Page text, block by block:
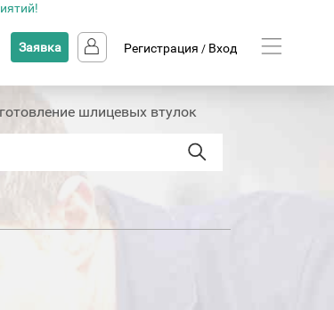
Заявка Регистрация / Вход
шлицевых втулок